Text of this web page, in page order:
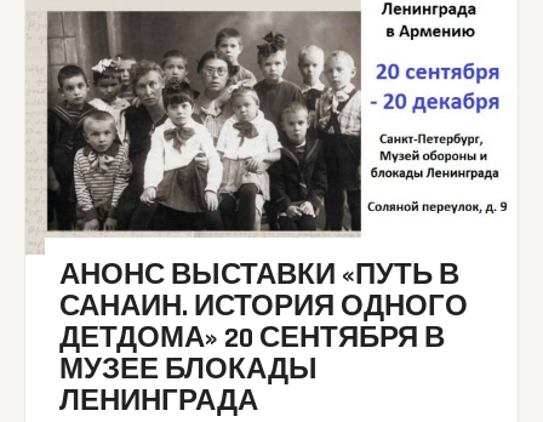
АНОНС ВЫСТАВКИ «ПУТЬ В
САНАИН. ИСТОРИЯ ОДНОГО
ДЕТДОМА» 20 СЕНТЯБРЯ В
МУЗЕЕ БЛОКАДЫ
ЛЕНИНГРАДА